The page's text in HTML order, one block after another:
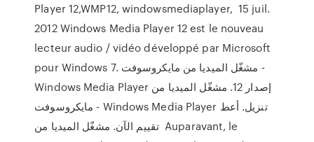
Player 12,WMP12, windowsmediaplayer, 15 juil.
2012 Windows Media Player 12 est le nouveau
lecteur audio / vidéo développé par Microsoft
pour Windows 7. مشغّل الميديا من مايكروسوفت -
Windows Media Player إصدار 12. مشغّل الميديا من
مايكروسوفت - Windows Media Player تنزيل. أعط
تقييم الآن. مشغّل الميديا من Auparavant, le